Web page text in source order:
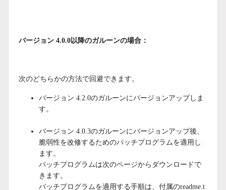
バージョン 4.0.0以降のガルーンの場合：
次のどちらかの方法で回避できます。
バージョン 4.2.0のガルーンにバージョンアップしま
す。
バージョン 4.0.3のガルーンにバージョンアップ後、
脆弱性を改修するためのパッチプログラムを適用し
ます。
パッチプログラムは次のページからダウンロードで
きます。
パッチプログラムを適用する手順は、付属のreadme.t